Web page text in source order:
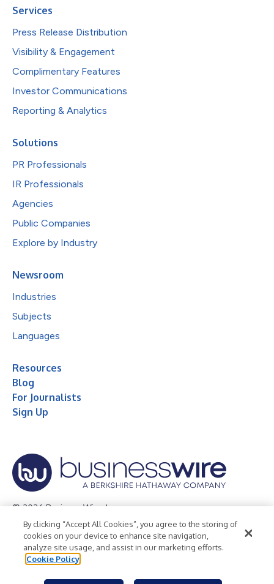
Services
Press Release Distribution
Visibility & Engagement
Complimentary Features
Investor Communications
Reporting & Analytics
Solutions
PR Professionals
IR Professionals
Agencies
Public Companies
Explore by Industry
Newsroom
Industries
Subjects
Languages
Resources
Blog
For Journalists
Sign Up
© 2026 Business Wire, Inc.
Privacy Policy Cookie Policy
Accessibility Statement
Terms of Use
Legal
By clicking “Accept All Cookies”, you agree to the storing of
cookies on your device to enhance site navigation,
analyze site usage, and assist in our marketing efforts.
Cookie Policy